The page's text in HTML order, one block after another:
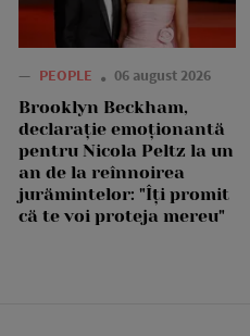
— PEOPLE 06 august 2026
Brooklyn Beckham,
declarație emoționantă
pentru Nicola Peltz la un
an de la reînnoirea
jurămintelor: "Îți promit
că te voi proteja mereu"